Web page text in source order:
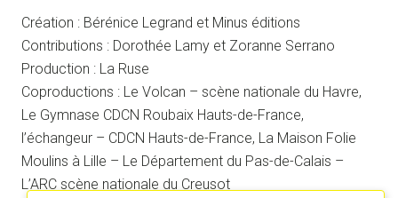
Création : Bérénice Legrand et Minus éditions
Contributions : Dorothée Lamy et Zoranne Serrano
Production : La Ruse
Coproductions : Le Volcan – scène nationale du Havre,
Le Gymnase CDCN Roubaix Hauts-de-France,
l’échangeur – CDCN Hauts-de-France, La Maison Folie
Moulins à Lille – Le Département du Pas-de-Calais –
L’ARC scène nationale du Creusot